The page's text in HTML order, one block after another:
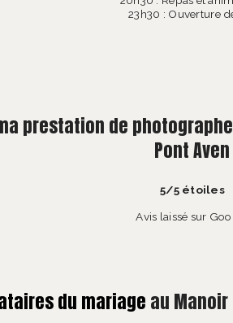
23h30 : Ouverture
prestation de
Pont Aven
5/5 étoiles
Avis laissé sur
du mariage au Manoir